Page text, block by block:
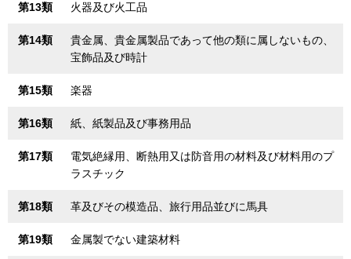
第13類 火器及び火工品
第14類
貴金属、貴金属製品であって他の類に属しないもの、
宝飾品及び時計
第15類 楽器
第16類 紙、紙製品及び事務用品
第17類
電気絶縁用、断熱用又は防音用の材料及び材料用のプ
ラスチック
第18類 革及びその模造品、旅行用品並びに馬具
第19類 金属製でない建築材料